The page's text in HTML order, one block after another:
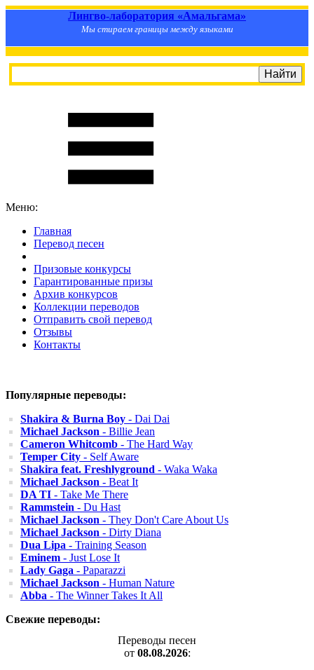
Лингво-лаборатория «Амальгама»
Мы стираем границы между языками
Меню:
Главная
Перевод песен
Призовые конкурсы
Гарантированные призы
Архив конкурсов
Коллекции переводов
Отправить свой перевод
Отзывы
Контакты
Популярные переводы:
Shakira & Burna Boy - Dai Dai
Michael Jackson - Billie Jean
Cameron Whitcomb - The Hard Way
Temper City - Self Aware
Shakira feat. Freshlyground - Waka Waka
Michael Jackson - Beat It
DA TI - Take Me There
Rammstein - Du Hast
Michael Jackson - They Don't Care About Us
Michael Jackson - Dirty Diana
Dua Lipa - Training Season
Eminem - Just Lose It
Lady Gaga - Paparazzi
Michael Jackson - Human Nature
Abba - The Winner Takes It All
Свежие переводы:
Переводы песен
от 08.08.2026: